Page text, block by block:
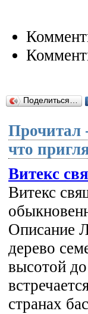
Поделиться…
Прочитал
что
Витекс
Витекс
Описание
дерево
высотой
странах